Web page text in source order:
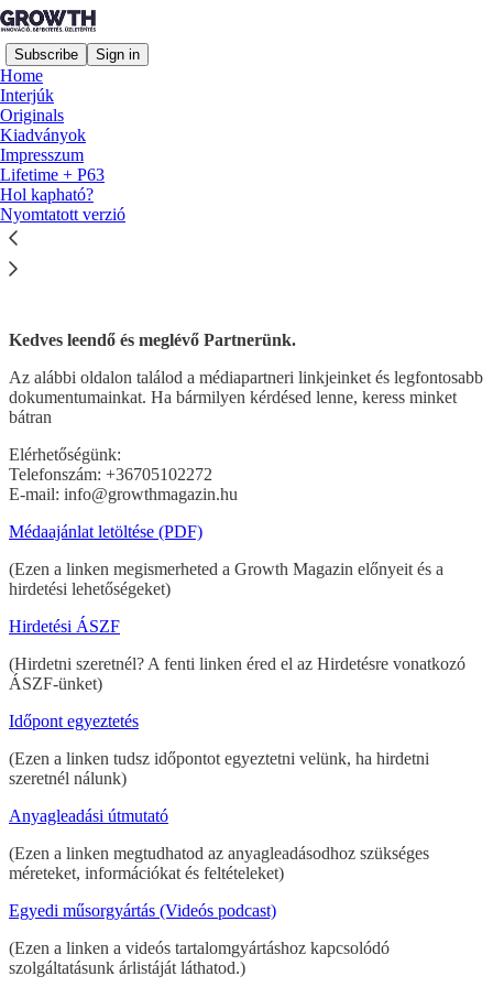
Subscribe Sign in
Home
Interjúk
Originals
Kiadványok
Impresszum
Lifetime + P63
Hol kapható?
Nyomtatott verzió
Médiapartner
Kedves leendő és meglévő Partnerünk.
Az alábbi oldalon találod a médiapartneri linkjeinket és legfontosabb
dokumentumainkat. Ha bármilyen kérdésed lenne, keress minket
bátran
Elérhetőségünk:
Telefonszám: +36705102272
E-mail: info@growthmagazin.hu
Médaajánlat letöltése (PDF)
(Ezen a linken megismerheted a Growth Magazin előnyeit és a
hirdetési lehetőségeket)
Hirdetési ÁSZF
(Hirdetni szeretnél? A fenti linken éred el az Hirdetésre vonatkozó
ÁSZF-ünket)
Időpont egyeztetés
(Ezen a linken tudsz időpontot egyeztetni velünk, ha hirdetni
szeretnél nálunk)
Anyagleadási útmutató
(Ezen a linken megtudhatod az anyagleadásodhoz szükséges
méreteket, információkat és feltételeket)
Egyedi műsorgyártás (Videós podcast)
(Ezen a linken a videós tartalomgyártáshoz kapcsolódó
szolgáltatásunk árlistáját láthatod.)